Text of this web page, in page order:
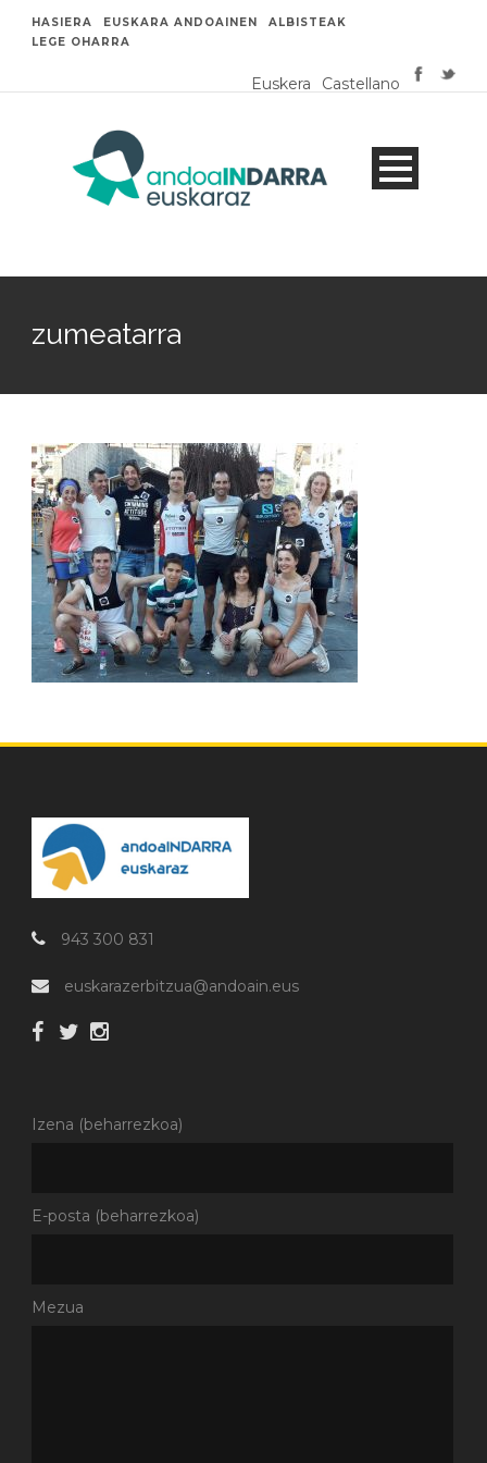
HASIERA EUSKARA ANDOAINEN
ALBISTEAK
LEGE OHARRA
Euskera Castellano
zumeatarra
943 300 831
euskarazerbitzua@andoain.eus
Izena (beharrezkoa)
E-posta (beharrezkoa)
Mezua